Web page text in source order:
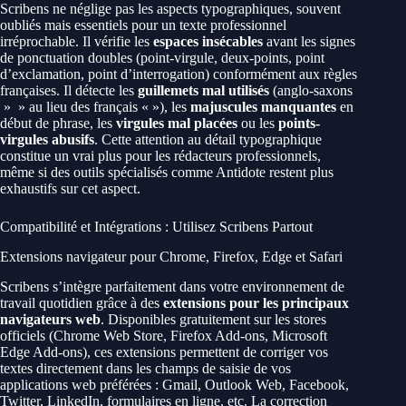
Scribens ne néglige pas les aspects typographiques, souvent
oubliés mais essentiels pour un texte professionnel
irréprochable. Il vérifie les espaces insécables avant les signes
de ponctuation doubles (point-virgule, deux-points, point
d’exclamation, point d’interrogation) conformément aux règles
françaises. Il détecte les guillemets mal utilisés (anglo-saxons
» » au lieu des français « »), les majuscules manquantes en
début de phrase, les virgules mal placées ou les points-
virgules abusifs. Cette attention au détail typographique
constitue un vrai plus pour les rédacteurs professionnels,
même si des outils spécialisés comme Antidote restent plus
exhaustifs sur cet aspect.
Compatibilité et Intégrations : Utilisez Scribens Partout
Extensions navigateur pour Chrome, Firefox, Edge et Safari
Scribens s’intègre parfaitement dans votre environnement de
travail quotidien grâce à des extensions pour les principaux
navigateurs web. Disponibles gratuitement sur les stores
officiels (Chrome Web Store, Firefox Add-ons, Microsoft
Edge Add-ons), ces extensions permettent de corriger vos
textes directement dans les champs de saisie de vos
applications web préférées : Gmail, Outlook Web, Facebook,
Twitter, LinkedIn, formulaires en ligne, etc. La correction